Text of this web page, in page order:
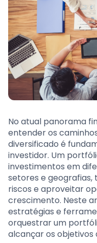
No atual panorama
entender os
diversificado é
investidor. Um
investimentos em
setores e
riscos e aproveitar
crescimento. Neste
estratégias e
orquestrar um
alcançar os objetivos